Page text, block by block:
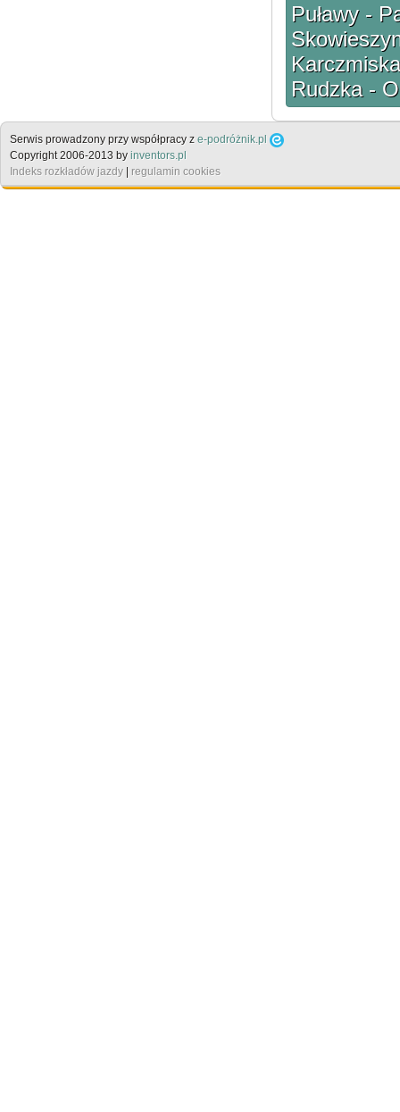
Puławy -
Rudzka -
Serwis prowadzony przy współpracy z e-podróżnik.pl
Copyright 2006-2013 by inventors.pl
Indeks rozkładów jazdy
regulamin cookies